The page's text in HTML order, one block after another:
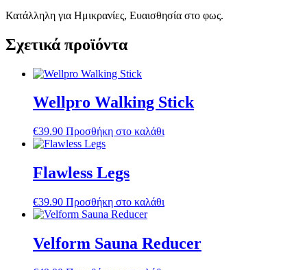
Κατάλληλη για Ημικρανίες, Ευαισθησία στο φως.
Σχετικά προϊόντα
Wellpro Walking Stick
€39.90 Προσθήκη στο καλάθι
Flawless Legs
€39.90 Προσθήκη στο καλάθι
Velform Sauna Reducer